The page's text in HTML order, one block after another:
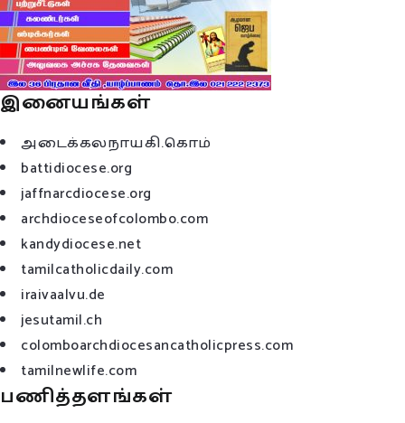
இனையங்கள்
அடைக்கலநாயகி.கொம்
battidiocese.org
jaffnarcdiocese.org
archdioceseofcolombo.com
kandydiocese.net
tamilcatholicdaily.com
iraivaalvu.de
jesutamil.ch
colomboarchdiocesancatholicpress.com
tamilnewlife.com
பணித்தளங்கள்